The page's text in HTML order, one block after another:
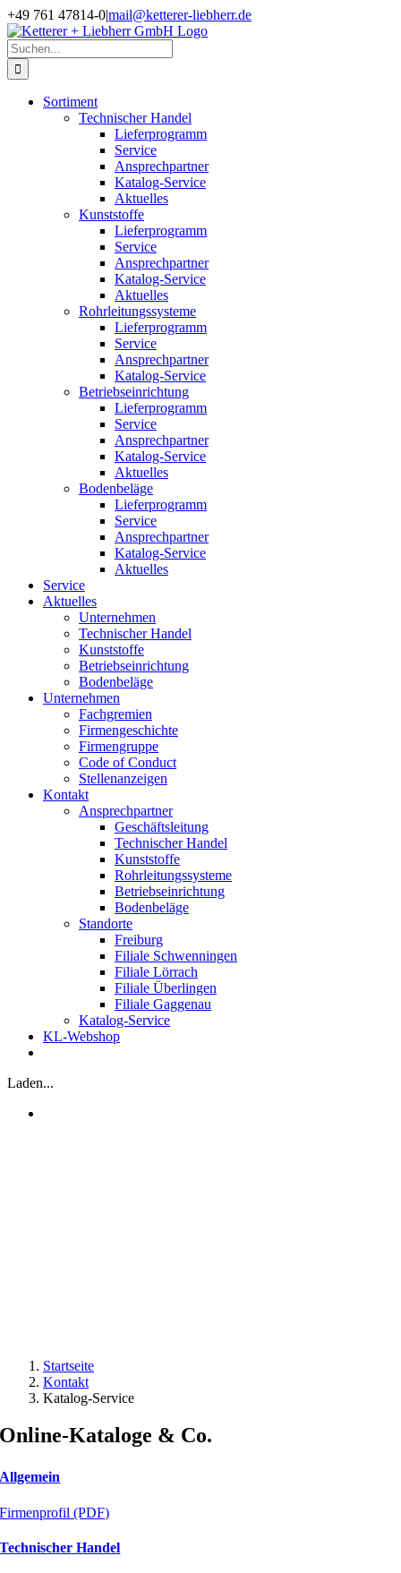
Zum
Inhalt
springen
+49 761 47814-0|mail@ketterer-liebherr.de
Suche
nach:
Sortiment
Technischer Handel
Lieferprogramm
Service
Ansprechpartner
Katalog-Service
Aktuelles
Kunststoffe
Lieferprogramm
Service
Ansprechpartner
Katalog-Service
Aktuelles
Rohrleitungssysteme
Lieferprogramm
Service
Ansprechpartner
Katalog-Service
Betriebseinrichtung
Lieferprogramm
Service
Ansprechpartner
Katalog-Service
Aktuelles
Bodenbeläge
Lieferprogramm
Service
Ansprechpartner
Katalog-Service
Aktuelles
Service
Aktuelles
Unternehmen
Technischer Handel
Kunststoffe
Betriebseinrichtung
Bodenbeläge
Unternehmen
Fachgremien
Firmengeschichte
Firmengruppe
Code of Conduct
Stellenanzeigen
Kontakt
Ansprechpartner
Geschäftsleitung
Technischer Handel
Kunststoffe
Rohrleitungssysteme
Betriebseinrichtung
Bodenbeläge
Standorte
Freiburg
Filiale Schwenningen
Filiale Lörrach
Filiale Überlingen
Filiale Gaggenau
Katalog-Service
KL-Webshop
Laden...
Startseite
Kontakt
Katalog-Service
Online-Kataloge & Co.
Allgemein
Firmenprofil (PDF)
Technischer Handel